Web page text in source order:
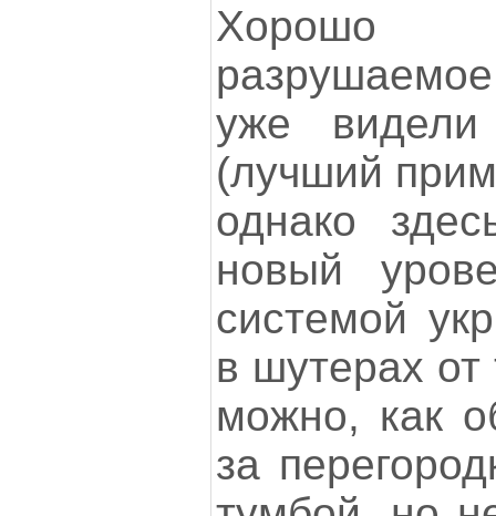
Хорошо
уже
(лучший
однако
новый
системой
в шутерах от
можно, как
за